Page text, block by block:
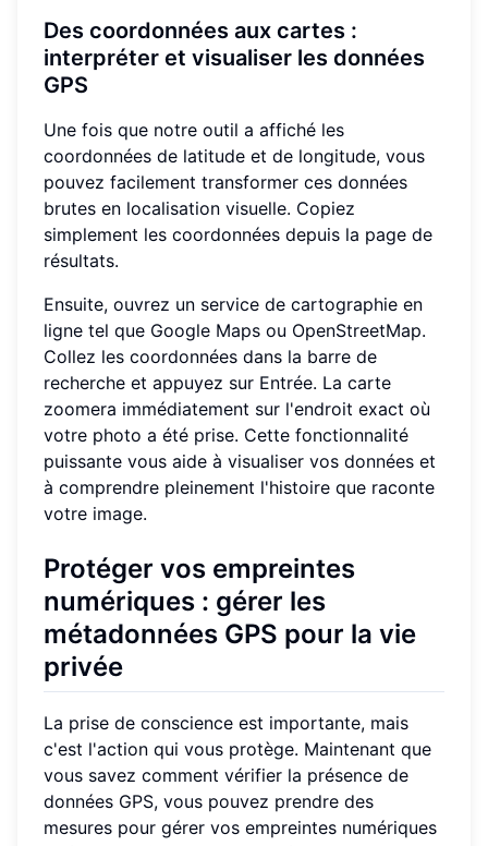
Des coordonnées aux cartes :
interpréter et visualiser les données
GPS
Une fois que notre outil a affiché les
coordonnées de latitude et de longitude, vous
pouvez facilement transformer ces données
brutes en localisation visuelle. Copiez
simplement les coordonnées depuis la page de
résultats.
Ensuite, ouvrez un service de cartographie en
ligne tel que Google Maps ou OpenStreetMap.
Collez les coordonnées dans la barre de
recherche et appuyez sur Entrée. La carte
zoomera immédiatement sur l'endroit exact où
votre photo a été prise. Cette fonctionnalité
puissante vous aide à visualiser vos données et
à comprendre pleinement l'histoire que raconte
votre image.
Protéger vos empreintes
numériques : gérer les
métadonnées GPS pour la vie
privée
La prise de conscience est importante, mais
c'est l'action qui vous protège. Maintenant que
vous savez comment vérifier la présence de
données GPS, vous pouvez prendre des
mesures pour gérer vos empreintes numériques